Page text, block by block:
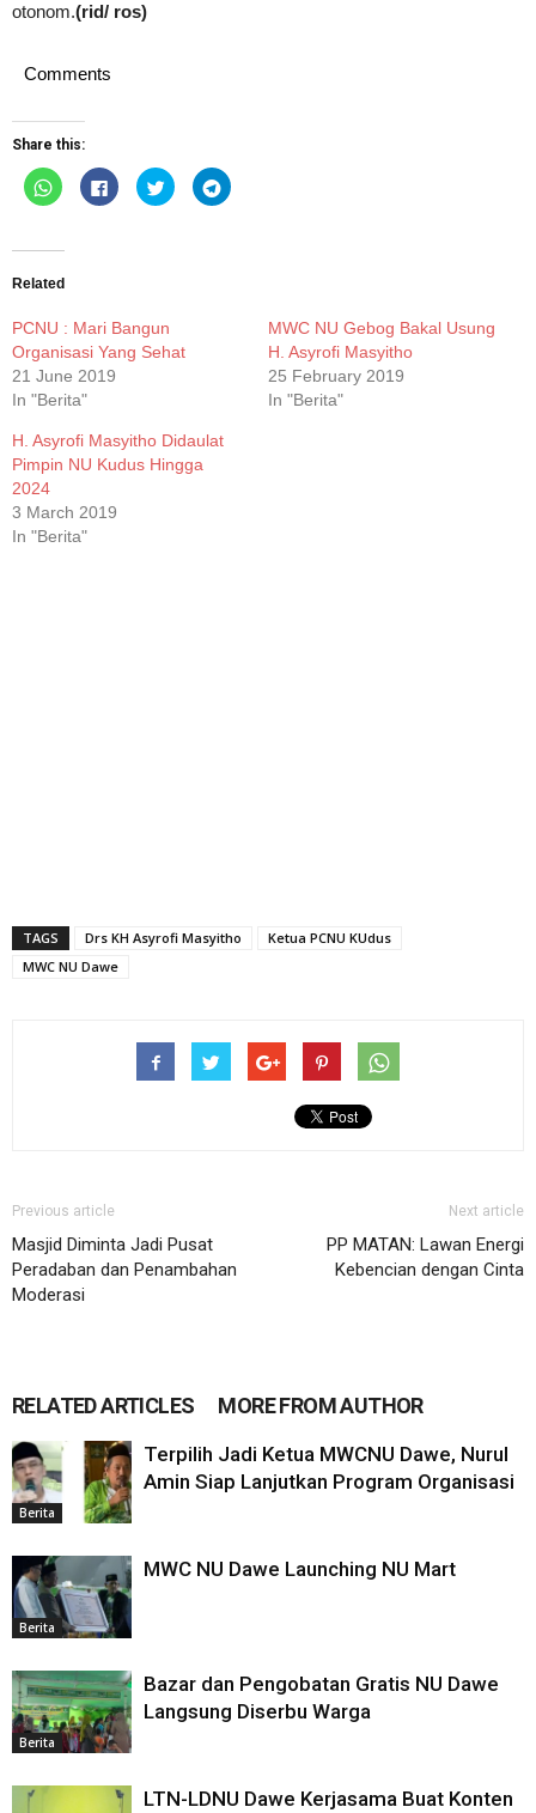
otonom.(rid/ ros)
Comments
Share this:
Click
to
share
(Opens
new
Click
to
share
Click
to
share
Click
to
Related
PCNU : Mari Bangun
Organisasi Yang Sehat
21 June 2019
In "Berita"
MWC NU Gebog Bakal Usung
H. Asyrofi Masyitho
25 February 2019
In "Berita"
H. Asyrofi Masyitho Didaulat
Pimpin NU Kudus Hingga
2024
3 March 2019
In "Berita"
TAGS Drs KH Asyrofi Masyitho
Ketua PCNU KUdus
MWC NU Dawe
Previous article
Masjid Diminta Jadi Pusat
Peradaban dan Penambahan
Moderasi
Next article
PP MATAN: Lawan Energi
Kebencian dengan Cinta
RELATED ARTICLES MORE FROM AUTHOR
Berita
Terpilih Jadi Ketua MWCNU Dawe, Nurul
Amin Siap Lanjutkan Program Organisasi
Berita
MWC NU Dawe Launching NU Mart
Berita
Bazar dan Pengobatan Gratis NU Dawe
Langsung Diserbu Warga
LTN-LDNU Dawe Kerjasama Buat Konten